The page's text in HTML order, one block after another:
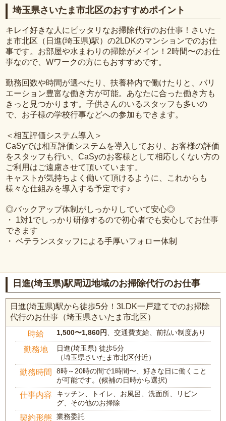
埼玉県さいたま市北区のおすすめポイント
キレイ好きな人にピッタリなお掃除代行のお仕事！さいた
ま市北区（日進(埼玉県)駅）の2LDKのマンションでのお仕
事です。お部屋や水まわりの掃除がメイン！2時間〜のお仕
事なので、Wワークの方にもおすすめです。
勤務回数や時間が選べたり、扶養枠内で働けたりと、バリ
エーション豊富な働き方が可能。あなたに合った働き方も
きっと見つかります。子供さんのいるスタッフも多いの
で、お子様の学校行事などへの参加もできます。
＜相互評価システム導入＞
CaSyでは相互評価システムを導入しており、お客様の評価
をスタッフも行い、CaSyのお客様として相応しくない方の
ご利用はご遠慮させて頂いています。
キャストが気持ちよく働いて頂けるように、これからも
様々な仕組みを導入する予定です♪
◎バックアップ体制がしっかりしていて安心◎
・ 1対1でしっかり研修するので初心者でも安心してお仕事
できます
・ ベテランスタッフによる手厚いフォロー体制
日進(埼玉県)駅周辺地域のお掃除代行のお仕事
日進(埼玉県)駅から徒歩5分！3LDK一戸建てでのお掃除
代行のお仕事（埼玉県さいたま市北区）
時給 1,500〜1,860円、交通費支給、前払い制度あり
勤務地
日進(埼玉県) 徒歩5分
（埼玉県さいたま市北区付近）
勤務時間
8時～20時の間で1時間〜、好きな日に働くこと
が可能です。(候補の日時から選択)
仕事内容
キッチン、トイレ、お風呂、洗面所、リビン
グ、その他のお掃除
契約形態 業務委託